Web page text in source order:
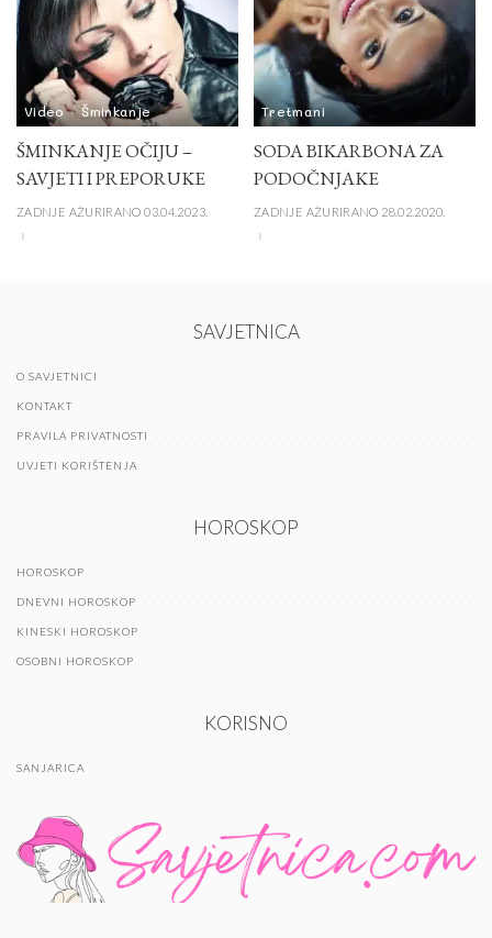
Video Šminkanje
ŠMINKANJE OČIJU –
SAVJETI I PREPORUKE
ZADNJE AŽURIRANO 03.04.2023.
Tretmani
SODA BIKARBONA ZA
PODOČNJAKE
ZADNJE AŽURIRANO 28.02.2020.
SAVJETNICA
O SAVJETNICI
KONTAKT
PRAVILA PRIVATNOSTI
UVJETI KORIŠTENJA
HOROSKOP
HOROSKOP
DNEVNI HOROSKOP
KINESKI HOROSKOP
OSOBNI HOROSKOP
KORISNO
SANJARICA